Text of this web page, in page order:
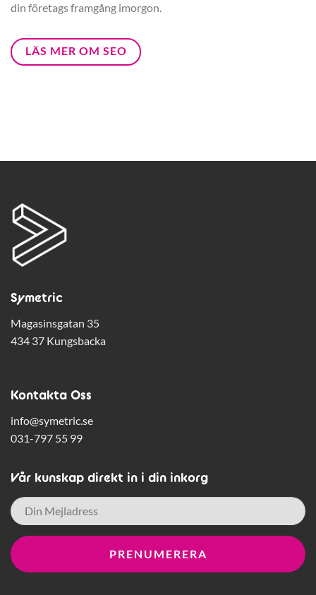
din företags framgång imorgon.
LÄS MER OM SEO
Symetric
Magasinsgatan 35
434 37 Kungsbacka
Kontakta Oss
info@symetric.se
031-797 55 99
Vår kunskap direkt in i din inkorg
E-
post *